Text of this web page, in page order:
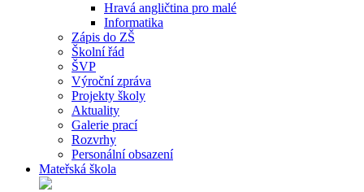
Hravá angličtina pro malé
Informatika
Zápis do ZŠ
Školní řád
ŠVP
Výroční zpráva
Projekty školy
Aktuality
Galerie prací
Rozvrhy
Personální obsazení
Mateřská škola